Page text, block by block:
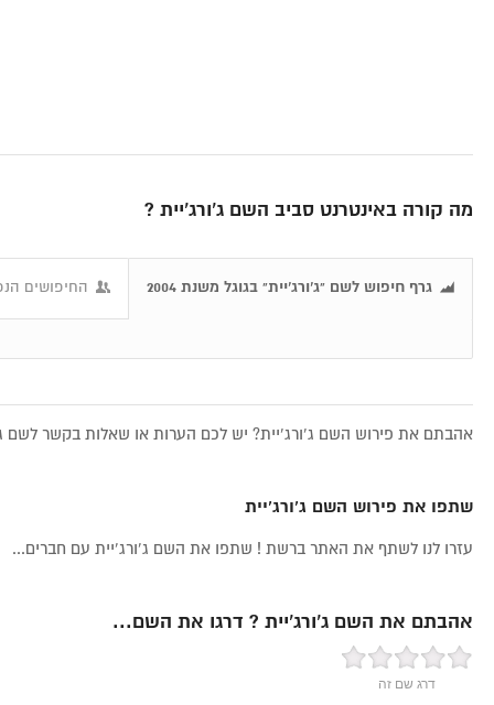
מה קורה באינטרנט סביב השם ג’ורג’יית ?
גרף חיפוש לשם "ג’ורג’יית" בגוגל משנת 2004 החיפושים
אהבתם את פירוש השם ג’ורג’יית? יש לכם הערות או שאלות בקשר לשם
שתפו את פירוש השם ג’ורג’יית
עזרו לנו לשתף את האתר ברשת ! שתפו את השם ג’ורג’יית עם חברים...
אהבתם את השם ג’ורג’יית ? דרגו את השם...
דרג שם זה